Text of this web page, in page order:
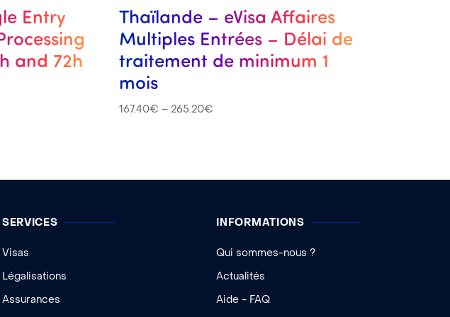
Entry
and 72h
Thaïlande – eVisa Affaires
Multiples Entrées – Délai de
traitement de minimum 1
mois
167.40€ – 265.20€
SERVICES
Visas
Légalisations
Assurances
INFORMATIONS
Qui sommes-nous ?
Actualités
Aide - FAQ